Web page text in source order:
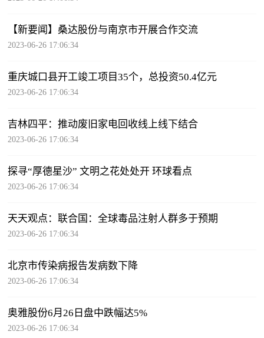
【新要闻】桑达股份与南京市开展合作交流
2023-06-26 17:06:34
重庆城口县开工竣工项目35个，总投资50.4亿元
2023-06-26 17:06:34
吉林四平：推动废旧家电回收线上线下结合
2023-06-26 17:06:34
探寻“厚德星沙” 文明之花处处开 环球看点
2023-06-26 17:06:34
天天观点：联合国：全球毒品注射人群多于预期
2023-06-26 17:06:34
北京市传染病报告发病数下降
2023-06-26 17:06:34
奥雅股份6月26日盘中跌幅达5%
2023-06-26 17:06:34